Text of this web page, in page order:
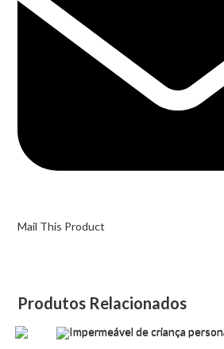
Mail This Product
Produtos Relacionados